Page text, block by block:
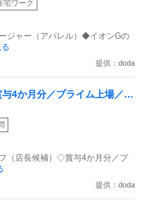
宅ワーク
ジャー（アパレル）◆イオンGの
提供：doda
4か月分／プライム上場／残
（店長候補）◇賞与4か月分／プ
提供：doda